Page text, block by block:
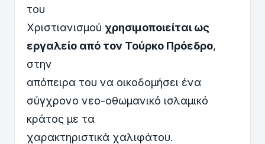
του
Χριστιανισμού χρησιμοποιείται ως
εργαλείο από τον Τούρκο Πρόεδρο,
στην
απόπειρα του να οικοδομήσει ένα
σύγχρονο νεο-οθωμανικό ισλαμικό
κράτος με τα
χαρακτηριστικά χαλιφάτου.